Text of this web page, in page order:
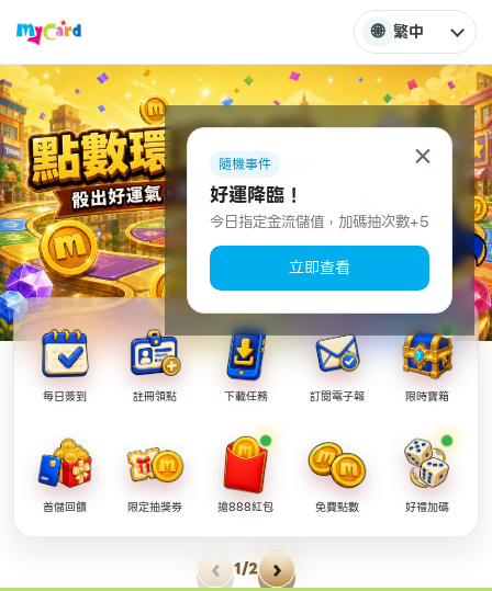
🌐 繁中
每日簽到 註冊領點 下載任務 訂閱電子報 限時寶箱
首儲回饋 限定抽獎券 搶888紅包 免費點數 好禮加碼
‹ 1/2 ›
×
隨機事件
好運降臨！
今日指定金流儲值，加碼抽次數+5
立即查看